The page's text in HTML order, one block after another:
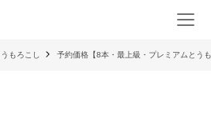
うもろこし 予約価格【8本・最上級・プレミアムとう